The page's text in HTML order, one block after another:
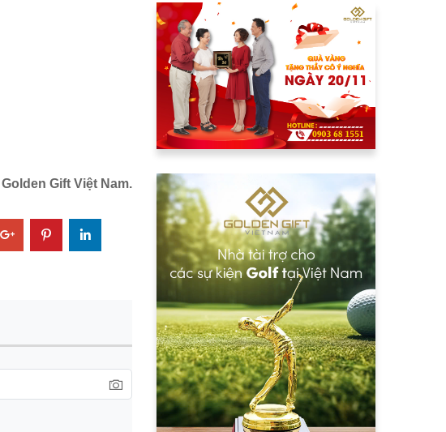
Golden Gift Việt Nam.
VÀNG 24K